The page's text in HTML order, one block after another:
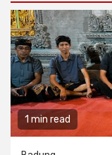
1 min read